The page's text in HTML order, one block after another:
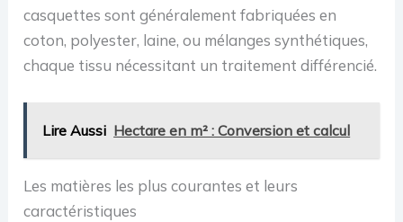
casquettes sont généralement fabriquées en
coton, polyester, laine, ou mélanges synthétiques,
chaque tissu nécessitant un traitement différencié.
Lire Aussi Hectare en m² : Conversion et calcul
Les matières les plus courantes et leurs
caractéristiques